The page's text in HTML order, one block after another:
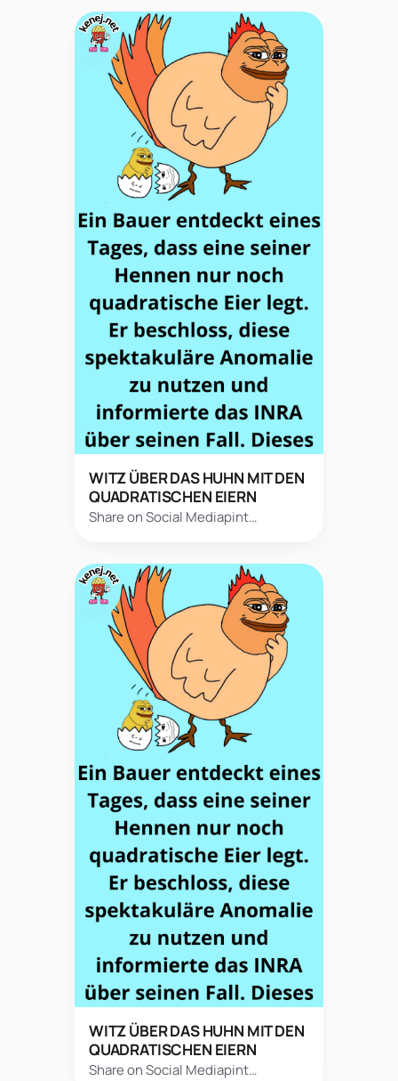
WITZ ÜBER DAS HUHN MIT DEN
QUADRATISCHEN EIERN
Share on Social Mediapint…
WITZ ÜBER DAS HUHN MIT DEN
QUADRATISCHEN EIERN
Share on Social Mediapint…